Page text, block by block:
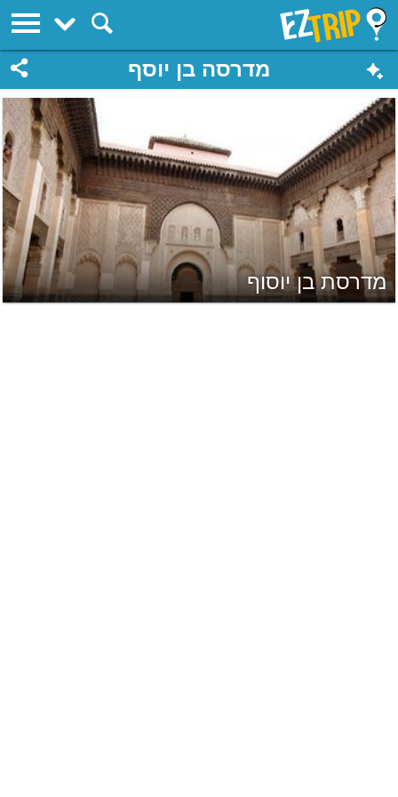
EZTrip
מדרסה בן יוסף
מדרסת בן יוסוף